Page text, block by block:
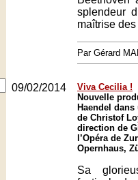
splendeur
maîtrise
Par Gérard
09/02/2014
Viva Cecilia !
Nouvelle
Haendel
de Christof
direction de
l’Opéra de
Opernhaus,
Sa